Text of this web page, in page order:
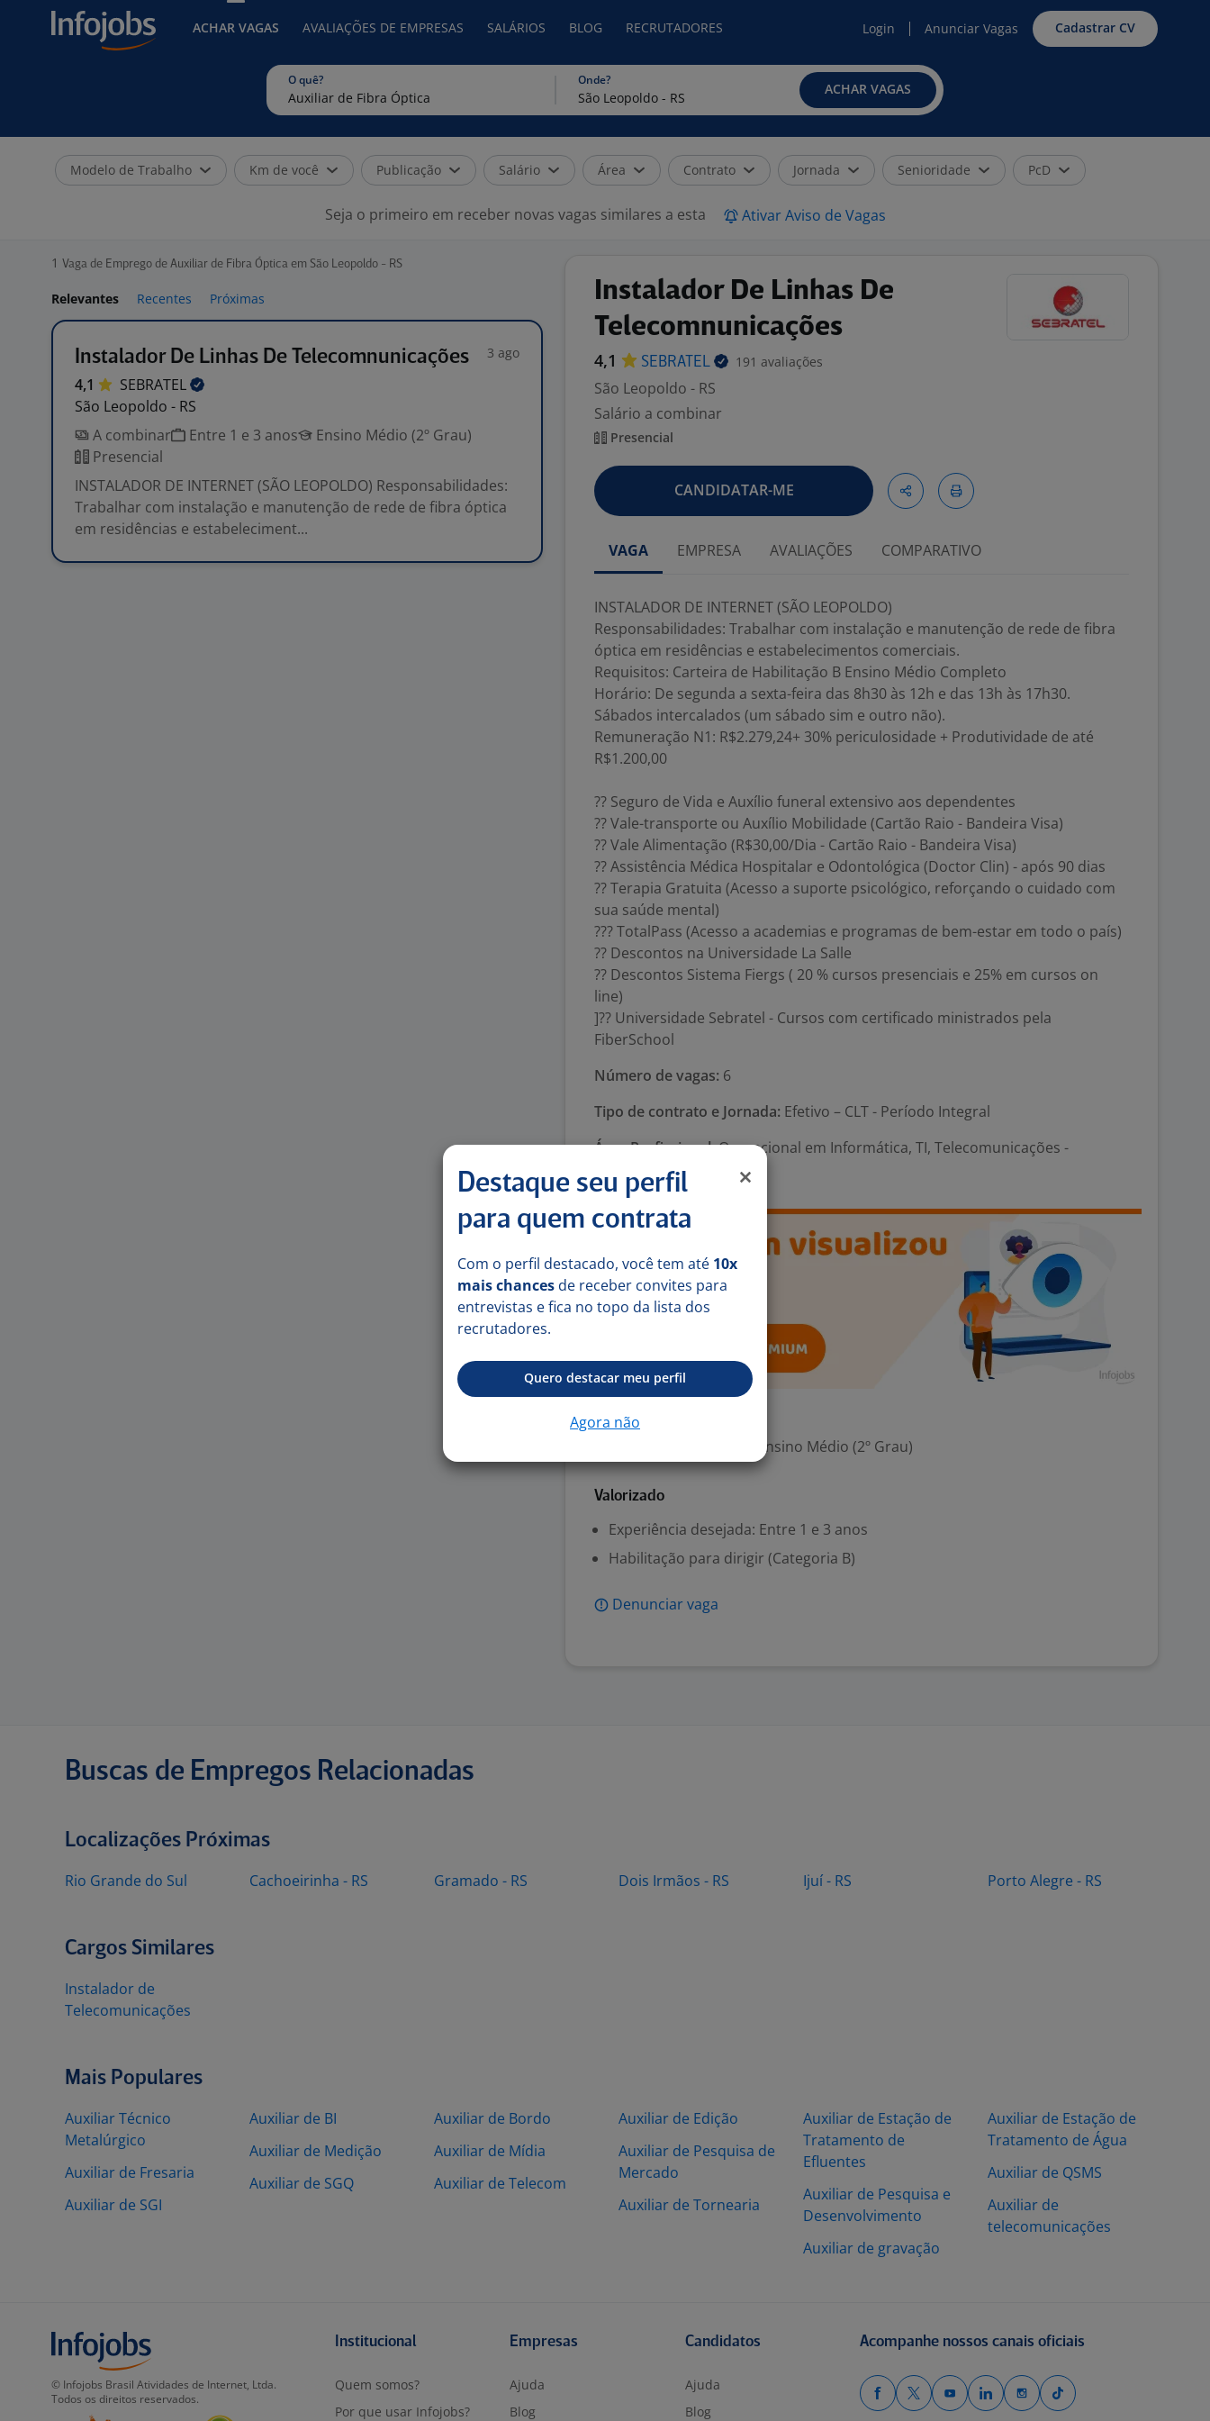
ACHAR VAGAS AVALIAÇÕES DE EMPRESAS SALÁRIOS BLOG RECRUTADORES Login Anunciar Vagas Cadastrar CV
O quê? Onde?
ACHAR VAGAS
Modelo de Trabalho Km de você Publicação Salário Área Contrato Jornada Senioridade PcD
Seja o primeiro em receber novas vagas similares a esta Ativar Aviso de Vagas
1 Vaga de Emprego de Auxiliar de Fibra Óptica em São Leopoldo - RS
Relevantes Recentes Próximas
Instalador De Linhas De Telecomnunicações 3 ago
4,1
SEBRATEL
São Leopoldo - RS
A combinar
Entre 1 e 3 anos
Ensino Médio (2º Grau)
Presencial
INSTALADOR DE INTERNET (SÃO LEOPOLDO) Responsabilidades:
Trabalhar com instalação e manutenção de rede de fibra óptica
em residências e estabeleciment...
Instalador De Linhas De
Telecomnunicações
4,1 SEBRATEL 191 avaliações
São Leopoldo - RS
Salário a combinar
Presencial
CANDIDATAR-ME
VAGA EMPRESA AVALIAÇÕES COMPARATIVO
INSTALADOR DE INTERNET (SÃO LEOPOLDO)
Responsabilidades: Trabalhar com instalação e manutenção de rede de fibra
óptica em residências e estabelecimentos comerciais.
Requisitos: Carteira de Habilitação B Ensino Médio Completo
Horário: De segunda a sexta-feira das 8h30 às 12h e das 13h às 17h30.
Sábados intercalados (um sábado sim e outro não).
Remuneração N1: R$2.279,24+ 30% periculosidade + Produtividade de até
R$1.200,00
?? Seguro de Vida e Auxílio funeral extensivo aos dependentes
?? Vale-transporte ou Auxílio Mobilidade (Cartão Raio - Bandeira Visa)
?? Vale Alimentação (R$30,00/Dia - Cartão Raio - Bandeira Visa)
?? Assistência Médica Hospitalar e Odontológica (Doctor Clin) - após 90 dias
?? Terapia Gratuita (Acesso a suporte psicológico, reforçando o cuidado com
sua saúde mental)
??? TotalPass (Acesso a academias e programas de bem-estar em todo o país)
?? Descontos na Universidade La Salle
?? Descontos Sistema Fiergs ( 20 % cursos presenciais e 25% em cursos on
line)
]?? Universidade Sebratel - Cursos com certificado ministrados pela
FiberSchool
Número de vagas: 6
Tipo de contrato e Jornada: Efetivo – CLT - Período Integral
Área Profissional:Operacional em Informática, TI, Telecomunicações -
Telecomunicações
Exigências
Escolaridade Mínima: Ensino Médio (2º Grau)
Valorizado
Experiência desejada: Entre 1 e 3 anos
Habilitação para dirigir (Categoria B)
Denunciar vaga
Buscas de Empregos Relacionadas
Localizações Próximas
Rio Grande do Sul Cachoeirinha - RS Gramado - RS Dois Irmãos - RS Ijuí - RS Porto Alegre - RS
Cargos Similares
Instalador de
Telecomunicações
Mais Populares
Auxiliar Técnico
Metalúrgico
Auxiliar de Fresaria
Auxiliar de SGI
Auxiliar de BI
Auxiliar de Medição
Auxiliar de SGQ
Auxiliar de Bordo
Auxiliar de Mídia
Auxiliar de Telecom
Auxiliar de Edição
Auxiliar de Pesquisa de
Mercado
Auxiliar de Tornearia
Auxiliar de Estação de
Tratamento de
Efluentes
Auxiliar de Pesquisa e
Desenvolvimento
Auxiliar de gravação
Auxiliar de Estação de
Tratamento de Água
Auxiliar de QSMS
Auxiliar de
telecomunicações
Destaque seu perfil
para quem contrata
Com o perfil destacado, você tem até 10x
mais chances de receber convites para
entrevistas e fica no topo da lista dos
recrutadores.
Quero destacar meu perfil
Agora não
© Infojobs Brasil Atividades de Internet, Ltda.
Todos os direitos reservados.
Institucional
Quem somos?
Por que usar Infojobs?
Empresas
Ajuda
Blog
Candidatos
Ajuda
Blog
Acompanhe nossos canais oficiais